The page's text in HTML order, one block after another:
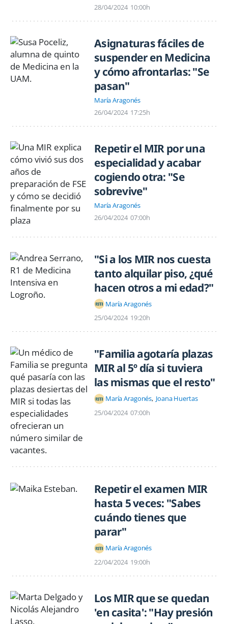
28/04/2024 10:00h
Asignaturas fáciles de
suspender en Medicina
y cómo afrontarlas: "Se
pasan"
María Aragonés
26/04/2024 17:25h
Repetir el MIR por una
especialidad y acabar
cogiendo otra: "Se
sobrevive"
María Aragonés
26/04/2024 07:00h
"Si a los MIR nos cuesta
tanto alquilar piso, ¿qué
hacen otros a mi edad?"
María Aragonés
25/04/2024 19:20h
"Familia agotaría plazas
MIR al 5º día si tuviera
las mismas que el resto"
María Aragonés Joana Huertas
25/04/2024 07:00h
Repetir el examen MIR
hasta 5 veces: "Sabes
cuándo tienes que
parar"
María Aragonés
22/04/2024 19:00h
Los MIR que se quedan
'en casita': "Hay presión